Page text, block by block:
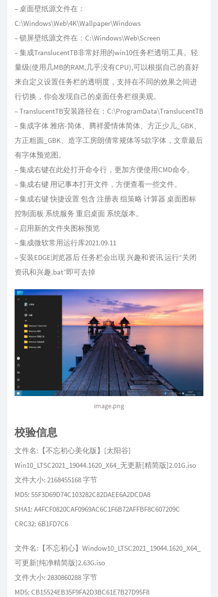
– 桌面壁纸源文件在：
C:\Windows\Web\4K\Wallpaper\Windows
– 锁屏壁纸源文件在：C:\Windows\Web\Screen
– 集成TranslucentTB非常好用的win10任务栏透明工具。轻
量级(使用几MB的RAM,几乎没有CPU),可以根据自己的喜好
来自定义设置任务栏的透明度，支持在不同的效果之间进
行切换，你会发现自己的桌面任务栏很美观。
– TranslucentTB安装路径在：C:\ProgramData\TranslucentTB
– 集成字体 雅痞-简体、腾祥爱情体简体、方正少儿_GBK、
方正粗圆_GBK、造字工房朗倩常规体等5款字体，文章最后
有字体预览图。
– 集成右键在此处打开命令行，更加方便使用CMD命令。
– 集成右键 用记事本打开文件，方便查看一些文件。
– 集成右键 快捷设置 包含 注册表 组策略 计算器 桌面图标
控制面板 系统服务 重启桌面 系统版本。
– 启用新的文件夹图标预览
– 集成微软常用运行库2021.09.11
– 安装EDGE浏览器后 任务栏会出现 兴趣和资讯 运行“关闭
资讯和兴趣.bat”即可去掉
image.png
校验信息
文件名:【不忘初心美化版】[太阳谷]
Win10_LTSC2021_19044.1620_X64_无更新[精简版]2.01G.iso
文件大小: 2168455168 字节
MD5: 55F3D69D74C103282C82DAEE6A2DCDA8
SHA1: A4FCF0820CAF0969AC6C1F6B72AFFBF8C607209C
CRC32: 6B1FD7C6
文件名:【不忘初心】Window10_LTSC2021_19044.1620_X64_
可更新[纯净精简版]2.63G.iso
文件大小: 2830860288 字节
MD5: CB15524EB35F9FA2D3BC61E7B27D95F8